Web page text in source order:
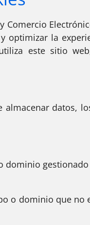
Comercio
optimizar la
este sitio
datos,
dominio
o dominio que no